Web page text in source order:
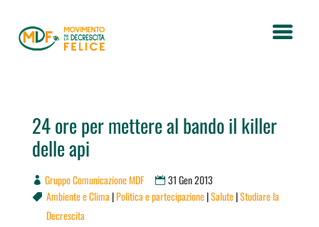
24 ore per mettere al bando il killer
delle api
Gruppo Comunicazione MDF 31 Gen 2013
 Ambiente e Clima |Politica e partecipazione|Salute|Studiare la
Decrescita